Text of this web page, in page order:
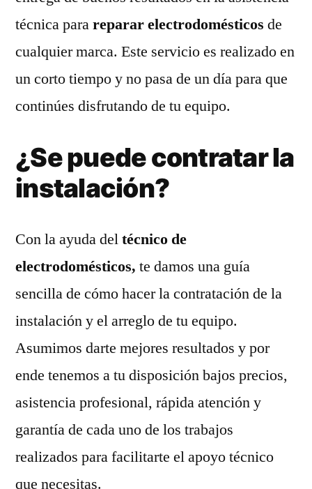
técnica parareparar electrodomésticos de
cualquier marca. Este servicio es realizado en
un corto tiempo y no pasa de un día para que
continúes disfrutando de tu equipo.
¿Se puede contratar la
instalación?
Con la ayuda deltécnico de
electrodomésticos, te damos una guía
sencilla de cómo hacer la contratación de la
instalación y el arreglo de tu equipo.
Asumimos darte mejores resultados y por
ende tenemos a tu disposición bajos precios,
asistencia profesional, rápida atención y
garantía de cada uno de los trabajos
realizados para facilitarte el apoyo técnico
que necesitas.